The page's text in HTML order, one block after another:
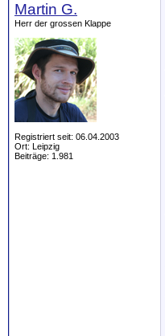
Martin G.
Herr der grossen Klappe
Registriert seit: 06.04.2003
Ort: Leipzig
Beiträge: 1.981